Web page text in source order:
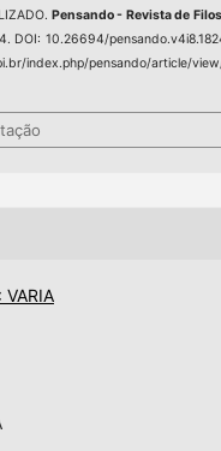
Pensando - Revista de
DOI: 10.26694/
index.php/pensando/article/